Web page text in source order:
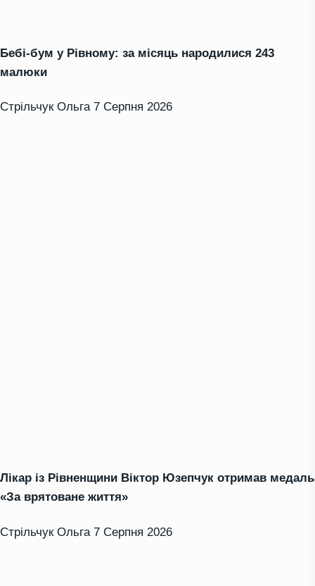
Бебі-бум у Рівному: за місяць народилися 243
малюки
Стрільчук Ольга 7 Серпня 2026
Лікар із Рівненщини Віктор Юзепчук отримав медаль
«За врятоване життя»
Стрільчук Ольга 7 Серпня 2026